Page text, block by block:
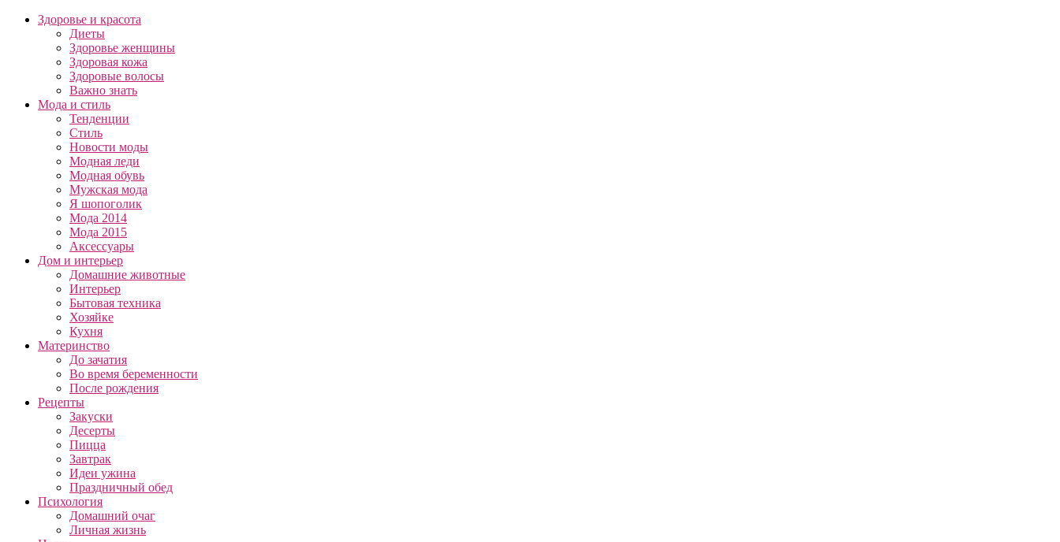
Здоровье и красота
Диеты
Здоровье женщины
Здоровая кожа
Здоровые волосы
Важно знать
Мода и стиль
Тенденции
Стиль
Новости моды
Модная леди
Модная обувь
Мужская мода
Я шопоголик
Мода 2014
Мода 2015
Аксессуары
Дом и интерьер
Домашние животные
Интерьер
Бытовая техника
Хозяйке
Кухня
Материнство
До зачатия
Во время беременности
После рождения
Рецепты
Закуски
Десерты
Пицца
Завтрак
Идеи ужина
Праздничный обед
Психология
Домашний очаг
Личная жизнь